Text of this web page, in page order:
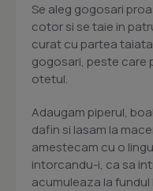
Se aleg gogosari
cotor si se taie in
curat cu partea
gogosari, peste care
otetul.
Adaugam piperul,
dafin si lasam la
amestecam cu o
intorcandu-i, ca sa
acumuleaza la fundul